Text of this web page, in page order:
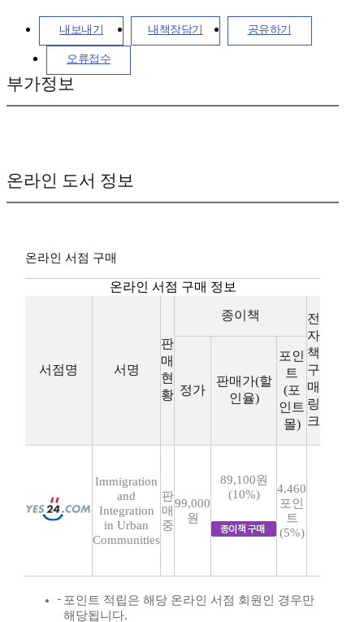
내보내기 내책장담기 공유하기
오류접수
부가정보
온라인 도서 정보
온라인 서점 구매
온라인 서점 구매 정보
서점명 서명
판
매
현
황
종이책
전
자
책
구
매
링
크
정가
판매가(할
인율)
포인
트
(포
인트
몰)
Immigration
and
Integration
in Urban
Communities
판
매
중
99,000
원
89,100원
(10%)
4,460
포인
트
(5%)
포인트 적립은 해당 온라인 서점 회원인 경우만
해당됩니다.